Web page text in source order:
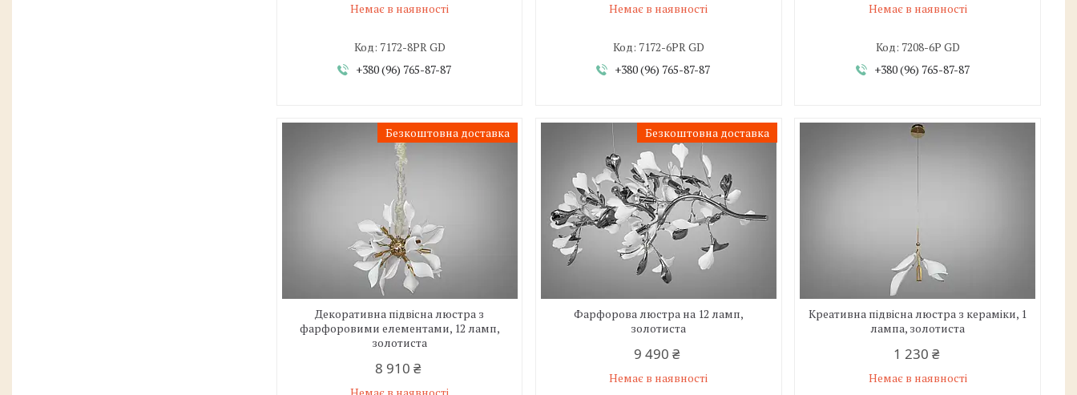
Немає в наявності
7172-8PR GD
+380 (96) 765-87-87
Немає в наявності
7172-6PR GD
+380 (96) 765-87-87
Немає в наявності
7208-6P GD
+380 (96) 765-87-87
Безкоштовна доставка
Декоративна підвісна люстра з
фарфоровими елементами, 12 ламп,
золотиста
8 910 ₴
Безкоштовна доставка
Фарфорова люстра на 12 ламп,
золотиста
9 490 ₴
Немає в наявності
Креативна підвісна люстра з кераміки, 1
лампа, золотиста
1 230 ₴
Немає в наявності